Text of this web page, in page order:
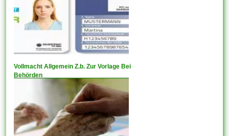
Vollmacht Allgemein Z.b. Zur Vorlage Bei
Behörden